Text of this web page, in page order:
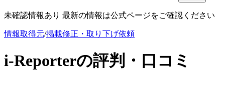
未確認情報あり 最新の情報は公式ページをご確認ください
情報取得元/掲載修正・取り下げ依頼
i-Reporterの評判・口コミ